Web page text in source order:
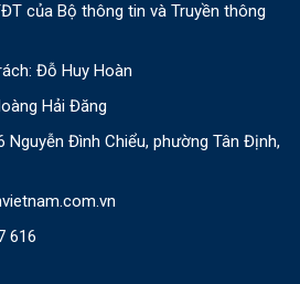
của Bộ thông tin và Truyền thông
Đỗ Huy Hoàn
Hải Đăng
Nguyễn Đình Chiểu, phường Tân Định,
616